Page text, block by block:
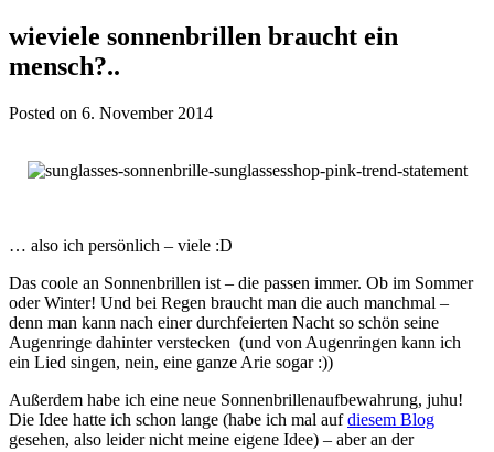
wieviele sonnenbrillen braucht ein
mensch?..
Posted on 6. November 2014
… also ich persönlich – viele :D
Das coole an Sonnenbrillen ist – die passen immer. Ob im Sommer
oder Winter! Und bei Regen braucht man die auch manchmal –
denn man kann nach einer durchfeierten Nacht so schön seine
Augenringe dahinter verstecken (und von Augenringen kann ich
ein Lied singen, nein, eine ganze Arie sogar :))
Außerdem habe ich eine neue Sonnenbrillenaufbewahrung, juhu!
Die Idee hatte ich schon lange (habe ich mal aufdiesem Blog
gesehen, also leider nicht meine eigene Idee) – aber an der